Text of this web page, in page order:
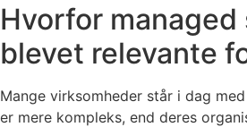
Hvorfor
blevet relevante
Mange virksomheder står i dag
er mere kompleks, end deres